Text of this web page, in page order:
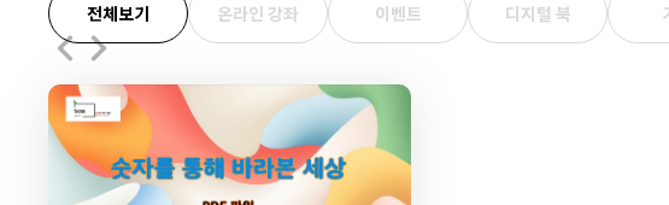
전체보기 온라인 강좌 이벤트 디지털 북